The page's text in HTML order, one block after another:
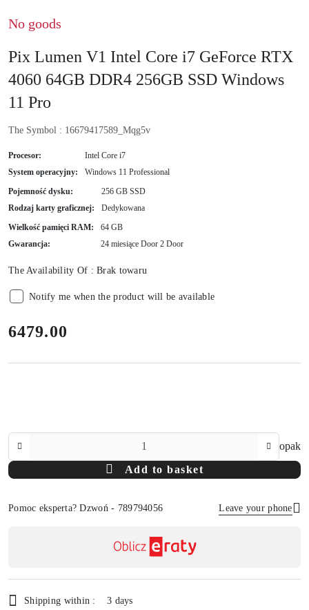
No goods
Pix Lumen V1 Intel Core i7 GeForce RTX
4060 64GB DDR4 256GB SSD Windows
11 Pro
The Symbol : 16679417589_Mqg5v
Procesor:
Intel Core i7
System operacyjny:
Windows 11 Professional
Pojemność dysku:
256 GB SSD
Rodzaj karty graficznej:
Dedykowana
Wielkość pamięci RAM:
64 GB
Gwarancja:
24 miesiące Door 2 Door
The Availability Of :Brak towaru
Notify me when the product will be available
price:
6479.00
opak
Add to basket
Pomoc eksperta? Dzwoń - 789794056 Leave your phone
delivery
Shipping within :
3 days